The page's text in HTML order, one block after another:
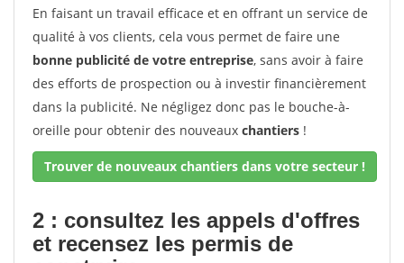
En faisant un travail efficace et en offrant un service de
qualité à vos clients, cela vous permet de faire une
bonne publicité de votre entreprise, sans avoir à faire
des efforts de prospection ou à investir financièrement
dans la publicité. Ne négligez donc pas le bouche-à-
oreille pour obtenir des nouveaux chantiers !
Trouver de nouveaux chantiers dans votre secteur !
2 : consultez les appels d'offres
et recensez les permis de